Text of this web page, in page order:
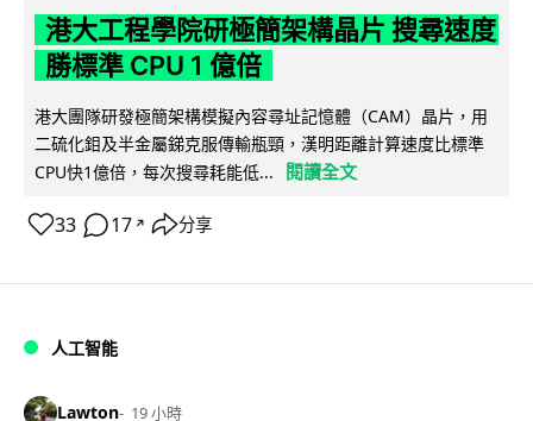
港大工程學院研極簡架構晶片 搜尋速度
勝標準 CPU 1 億倍
港大團隊研發極簡架構模擬內容尋址記憶體（CAM）晶片，用
二硫化鉬及半金屬銻克服傳輸瓶頸，漢明距離計算速度比標準
CPU快1億倍，每次搜尋耗能低...
閱讀全文
33 17 ↗ 分享
人工智能
Lawton 19 小時